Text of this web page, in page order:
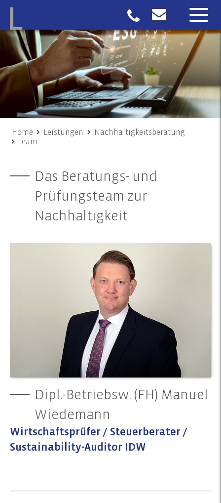
Home Leistungen
Nachhaltigkeitsberatung
Team
Das Beratungs- und
Prüfungsteam zur
Nachhaltigkeit
Dipl.-Betriebsw. (FH) Manuel
Wiedemann
Wirtschaftsprüfer / Steuerberater /
Sustainability-Auditor IDW